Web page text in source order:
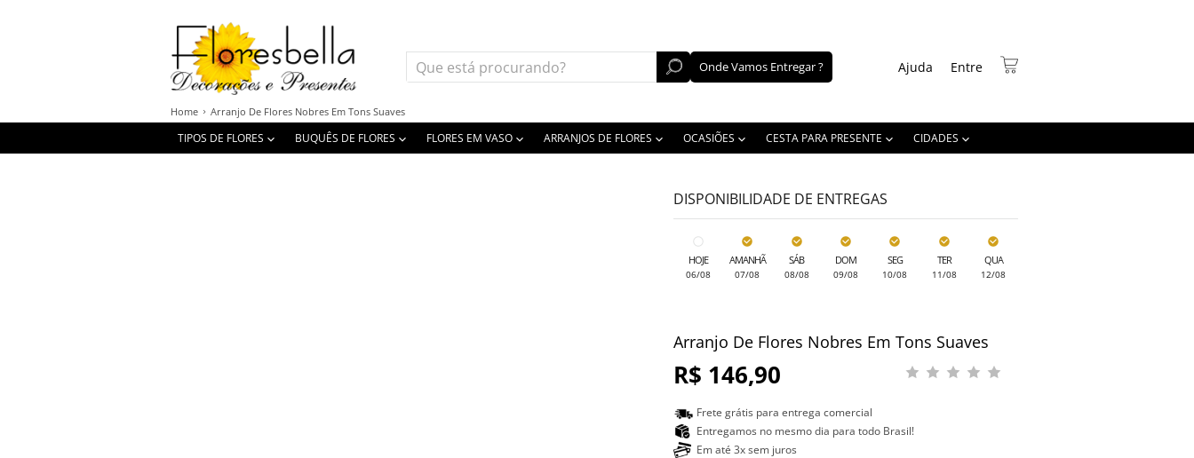
Onde Vamos Entregar ? Entre
Ajuda
TIPOS DE FLORES BUQUÊS DE FLORES FLORES EM VASO ARRANJOS DE FLORES OCASIÕES CESTA PARA PRESENTE CIDADES
Home Arranjo De Flores Nobres Em Tons Suaves
DISPONIBILIDADE DE ENTREGAS
HOJE
06/08
AMANHÃ
07/08
SÁB
08/08
DOM
09/08
SEG
10/08
TER
11/08
QUA
12/08
Arranjo De Flores Nobres Em Tons Suaves
R$ 146,90
Frete grátis para entrega comercial
Entregamos no mesmo dia para todo Brasil!
Em até 3x sem juros